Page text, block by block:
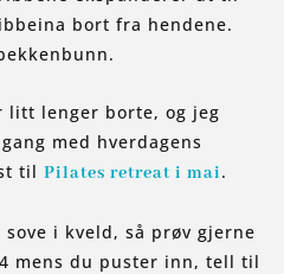
bort fra hendene.
litt lenger borte, og jeg
med hverdagens
til Pilates retreat i mai.
i kveld, så prøv gjerne
mens du puster inn, tell til